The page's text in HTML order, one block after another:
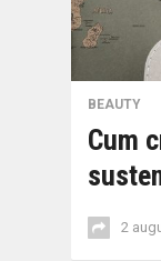
BEAUTY
Cum
2